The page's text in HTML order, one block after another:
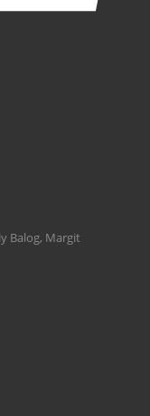
Balog, Margit